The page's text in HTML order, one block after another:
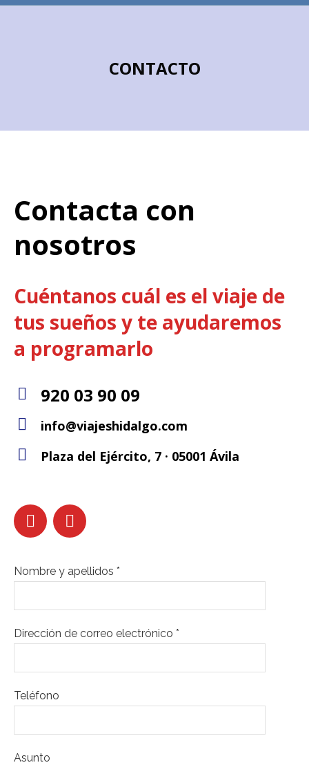
CONTACTO
Contacta con
nosotros
Cuéntanos cuál es el viaje de
tus sueños y te ayudaremos
a programarlo
920 03 90 09
info@viajeshidalgo.com
Plaza del Ejército, 7 · 05001 Ávila
Nombre y apellidos *
Dirección de correo electrónico *
Teléfono
Asunto